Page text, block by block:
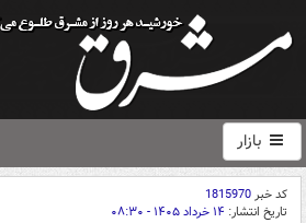
بازار
کد خبر1815970
تاریخ انتشار: ۱۴ خرداد ۱۴۰۵ - ۰۸:۳۰